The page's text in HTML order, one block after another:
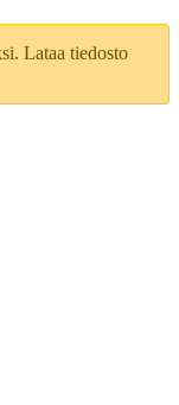
Lataa tiedosto